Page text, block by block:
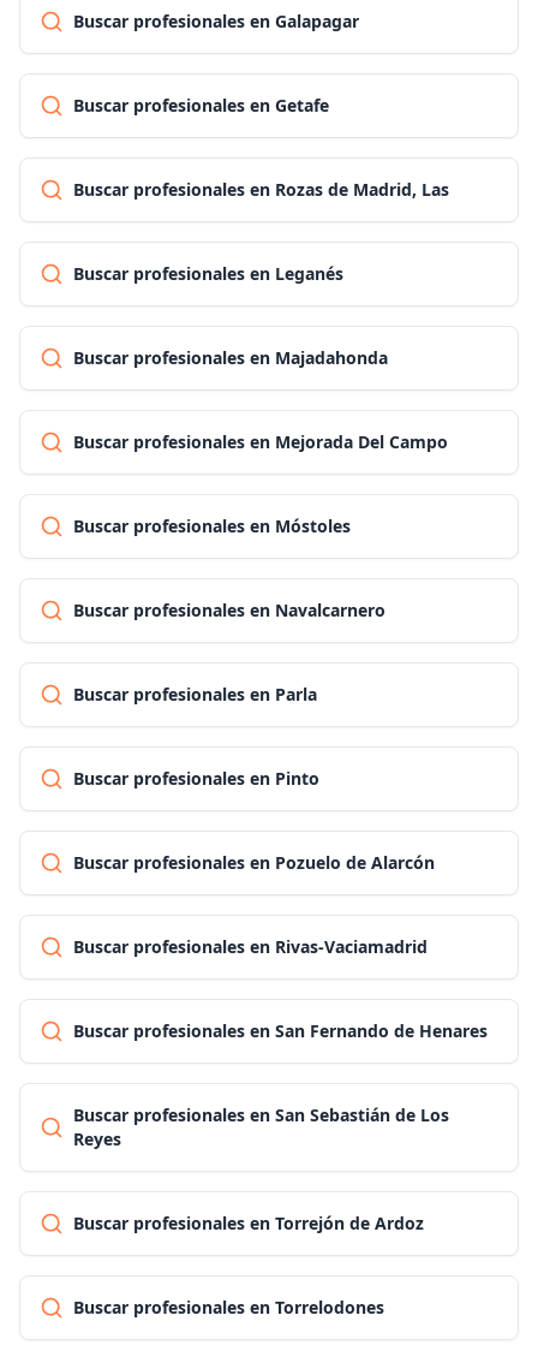
Buscar profesionales en Galapagar
Buscar profesionales en Getafe
Buscar profesionales en Rozas de Madrid, Las
Buscar profesionales en Leganés
Buscar profesionales en Majadahonda
Buscar profesionales en Mejorada Del Campo
Buscar profesionales en Móstoles
Buscar profesionales en Navalcarnero
Buscar profesionales en Parla
Buscar profesionales en Pinto
Buscar profesionales en Pozuelo de Alarcón
Buscar profesionales en Rivas-Vaciamadrid
Buscar profesionales en San Fernando de Henares
Buscar profesionales en San Sebastián de Los
Reyes
Buscar profesionales en Torrejón de Ardoz
Buscar profesionales en Torrelodones